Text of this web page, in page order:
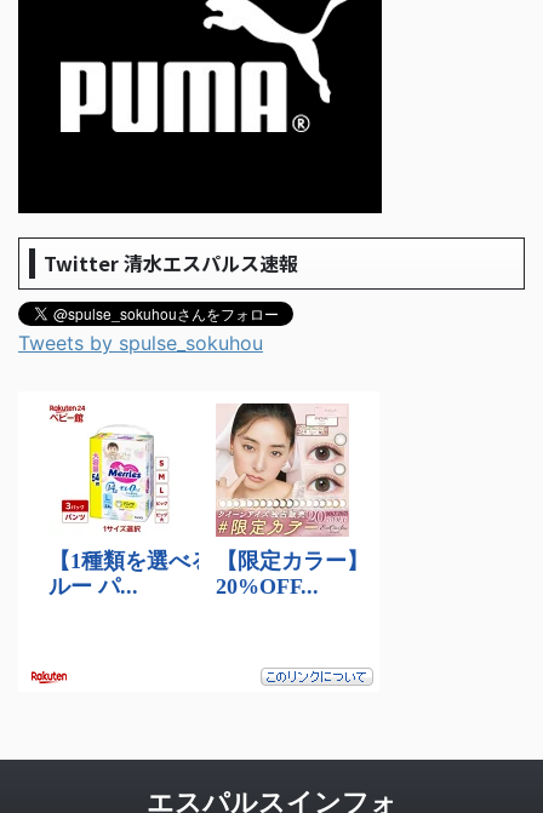
Twitter 清水エスパルス速報
Tweets by spulse_sokuhou
エスパルスインフォ